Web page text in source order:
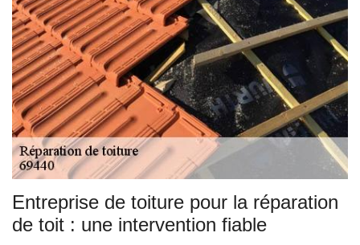
Entreprise de toiture pour la réparation
de toit : une intervention fiable